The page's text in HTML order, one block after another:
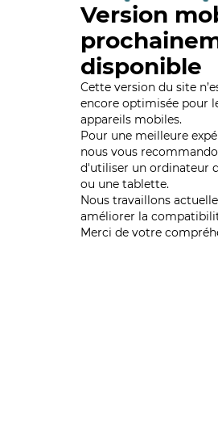
Version
disponible
Cette version du site
encore optimisée pour
appareils mobiles.
Pour une meilleure
nous vous
d'utiliser un ordinateur
ou une tablette.
Nous travaillons
améliorer la
Merci de votre